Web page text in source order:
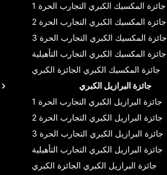
جائزة المكسيك الكبري التجارب الحرة 1
جائزة المكسيك الكبري التجارب الحرة 2
جائزة المكسيك الكبري التجارب الحرة 3
جائزة المكسيك الكبري التجارب التأهيلية
جائزة المكسيك الكبري الجائزة الكبري
جائزة البرازيل الكبري
جائزة البرازيل الكبري التجارب الحرة 1
جائزة البرازيل الكبري التجارب الحرة 2
جائزة البرازيل الكبري التجارب الحرة 3
جائزة البرازيل الكبري التجارب التأهيلية
جائزة البرازيل الكبري الجائزة الكبري